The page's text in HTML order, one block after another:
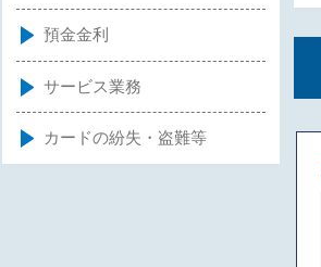
預金金利
サービス業務
カードの紛失・盗難等